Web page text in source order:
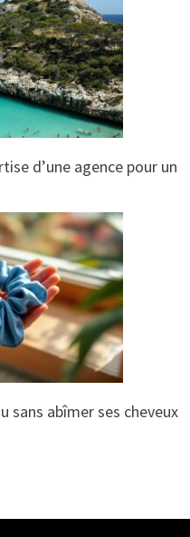
d’une agence pour un
sans abîmer ses cheveux